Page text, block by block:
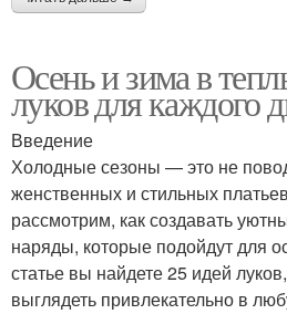
Осень и зима в
луков для каждого
Введение
Холодные сезоны — это не
женственных и стильных
рассмотрим, как создавать
наряды, которые подойдут для
статье вы найдете 25 идей
выглядеть привлекательно в